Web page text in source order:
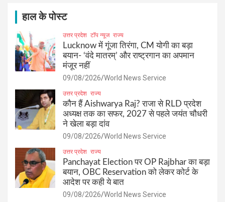
हाल के पोस्ट
उत्तर प्रदेश टॉप न्यूज राज्य
Lucknow में गूंजा तिरंगा, CM योगी का बड़ा
बयान- ‘वंदे मातरम्’ और राष्ट्रगान का अपमान
मंजूर नहीं
09/08/2026 World News Service
उत्तर प्रदेश राज्य
कौन हैं Aishwarya Raj? राजा से RLD प्रदेश
अध्यक्ष तक का सफर, 2027 से पहले जयंत चौधरी
ने खेला बड़ा दांव
09/08/2026 World News Service
उत्तर प्रदेश राज्य
Panchayat Election पर OP Rajbhar का बड़ा
बयान, OBC Reservation को लेकर कोर्ट के
आदेश पर कही ये बात
09/08/2026 World News Service